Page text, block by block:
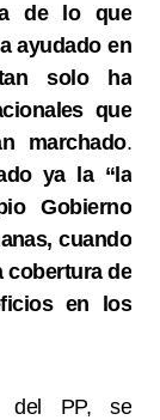
de lo que
ayudado en
solo ha
que
marchado.
ya la “la
Gobierno
cuando
cobertura de
en los
del PP, se